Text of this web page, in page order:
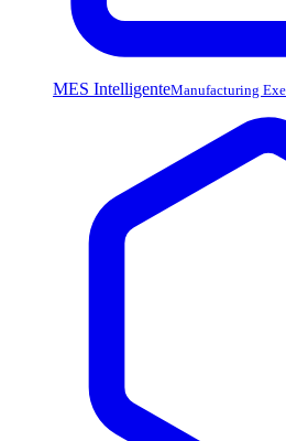
MES IntelligenteManufacturing